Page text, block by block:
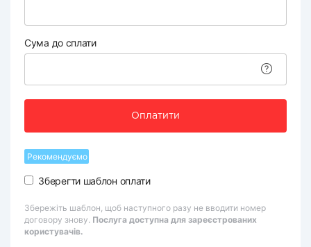
Сума до сплати
Оплатити
Рекомендуємо
Зберегти шаблон оплати
Збережіть шаблон, щоб наступного разу не вводити номер
договору знову. Послуга доступна для зареєстрованих
користувачів.